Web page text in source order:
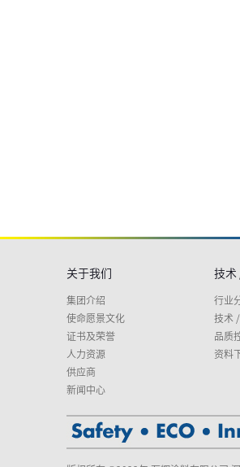
关于我们
集团介绍
使命愿景文化
证书及荣誉
人力资源
供应商
新闻中心
技术
行业
技术
品质
资料